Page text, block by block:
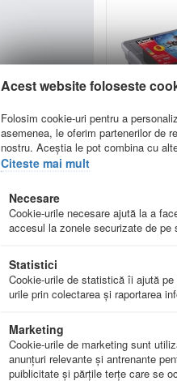
De ce
Acest website foloseste
Folosim cookie-uri pentru a
asemenea, le oferim partenerilor de
nostru. Aceștia le pot combina cu
Citeste mai mult
Necesare
Cookie-urile necesare ajută la a
accesul la zonele securizate de
Statistici
Cookie-urile de statistică îi ajută
urile prin colectarea şi raportarea
Marketing
Cookie-urile de marketing sunt
anunţuri relevante şi antrenante
puiblicitate şi părţile terţe care se